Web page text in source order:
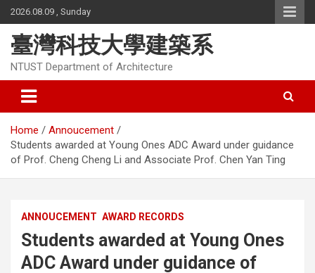
Skip
to
content
2026.08.09 , Sunday
臺灣科技大學建築系
NTUST Department of Architecture
Home
Annoucement
Students awarded at Young Ones ADC Award under guidance
of Prof. Cheng Cheng Li and Associate Prof. Chen Yan Ting
ANNOUCEMENT AWARD RECORDS
Students awarded at Young Ones
ADC Award under guidance of